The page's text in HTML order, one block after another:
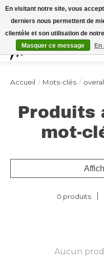
Expédition sous 48h / Livraison
"4MILKZOO"
Accueil / Mots-clés /
Produits
mot-
0 produits
Aucun
En visitant notre site, vous
derniers nous permettent de
clientèle et son utilisation de
Masquer ce message